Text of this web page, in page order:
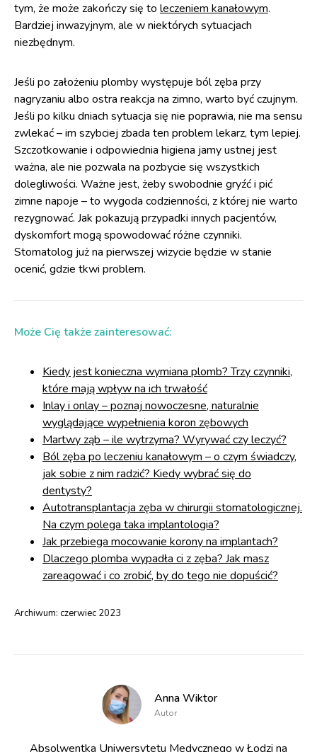
tym, że może zakończy się to leczeniem kanałowym.
Bardziej inwazyjnym, ale w niektórych sytuacjach
niezbędnym.
Jeśli po założeniu plomby występuje ból zęba przy
nagryzaniu albo ostra reakcja na zimno, warto być czujnym.
Jeśli po kilku dniach sytuacja się nie poprawia, nie ma sensu
zwlekać – im szybciej zbada ten problem lekarz, tym lepiej.
Szczotkowanie i odpowiednia higiena jamy ustnej jest
ważna, ale nie pozwala na pozbycie się wszystkich
dolegliwości. Ważne jest, żeby swobodnie gryźć i pić
zimne napoje – to wygoda codzienności, z której nie warto
rezygnować. Jak pokazują przypadki innych pacjentów,
dyskomfort mogą spowodować różne czynniki.
Stomatolog już na pierwszej wizycie będzie w stanie
ocenić, gdzie tkwi problem.
Może Cię także zainteresować:
Kiedy jest konieczna wymiana plomb? Trzy czynniki,
które mają wpływ na ich trwałość
Inlay i onlay – poznaj nowoczesne, naturalnie
wyglądające wypełnienia koron zębowych
Martwy ząb – ile wytrzyma? Wyrywać czy leczyć?
Ból zęba po leczeniu kanałowym – o czym świadczy,
jak sobie z nim radzić? Kiedy wybrać się do
dentysty?
Autotransplantacja zęba w chirurgii stomatologicznej.
Na czym polega taka implantologia?
Jak przebiega mocowanie korony na implantach?
Dlaczego plomba wypadła ci z zęba? Jak masz
zareagować i co zrobić, by do tego nie dopuścić?
Archiwum: czerwiec 2023
Anna Wiktor
Autor
Absolwentka Uniwersytetu Medycznego w Łodzi na